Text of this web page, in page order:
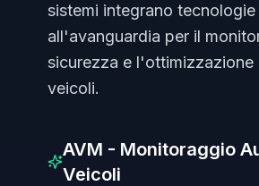
sistemi integrano tecnologie
all'avanguardia per il
sicurezza e l'ottimizzazione
veicoli.
AVM - Monitoraggio
Veicoli